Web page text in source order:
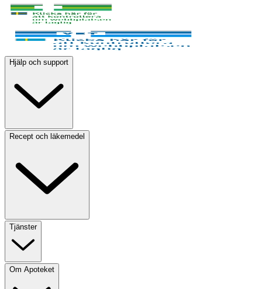
Hjälp och support
Recept och läkemedel
Tjänster
Om Apoteket